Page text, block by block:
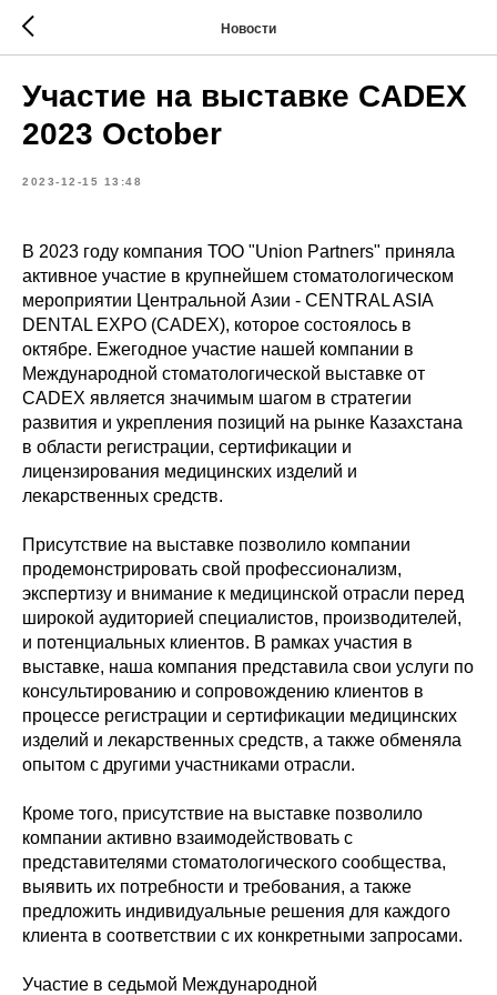
Новости
Участие на выставке CADEX
2023 October
2023-12-15 13:48
В 2023 году компания ТОО "Union Partners" приняла
активное участие в крупнейшем стоматологическом
мероприятии Центральной Азии - CENTRAL ASIA
DENTAL EXPO (CADEX), которое состоялось в
октябре. Ежегодное участие нашей компании в
Международной стоматологической выставке от
CADEX является значимым шагом в стратегии
развития и укрепления позиций на рынке Казахстана
в области регистрации, сертификации и
лицензирования медицинских изделий и
лекарственных средств.
Присутствие на выставке позволило компании
продемонстрировать свой профессионализм,
экспертизу и внимание к медицинской отрасли перед
широкой аудиторией специалистов, производителей,
и потенциальных клиентов. В рамках участия в
выставке, наша компания представила свои услуги по
консультированию и сопровождению клиентов в
процессе регистрации и сертификации медицинских
изделий и лекарственных средств, а также обменяла
опытом с другими участниками отрасли.
Кроме того, присутствие на выставке позволило
компании активно взаимодействовать с
представителями стоматологического сообщества,
выявить их потребности и требования, а также
предложить индивидуальные решения для каждого
клиента в соответствии с их конкретными запросами.
Участие в седьмой Международной